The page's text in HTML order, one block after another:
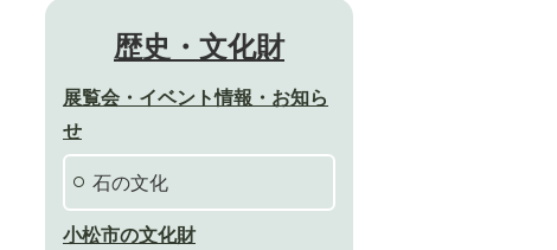
歴史・文化財
展覧会・イベント情報・お知ら
せ
石の文化
小松市の文化財